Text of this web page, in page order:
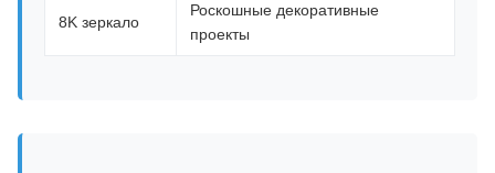
8K зеркало
Роскошные декоративные
проекты